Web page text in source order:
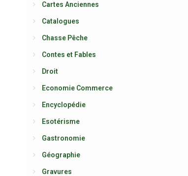
Cartes Anciennes
Catalogues
Chasse Pêche
Contes et Fables
Droit
Economie Commerce
Encyclopédie
Esotérisme
Gastronomie
Géographie
Gravures